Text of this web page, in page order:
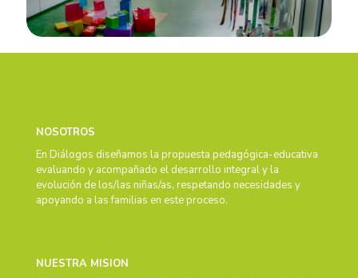
NOSOTROS
En Diálogos diseñamos la propuesta pedagógica-educativa
evaluando y acompañado el desarrollo integral y la
evolución de los/las niñas/as, respetando necesidades y
apoyando a las familias en este proceso.
NUESTRA MISION